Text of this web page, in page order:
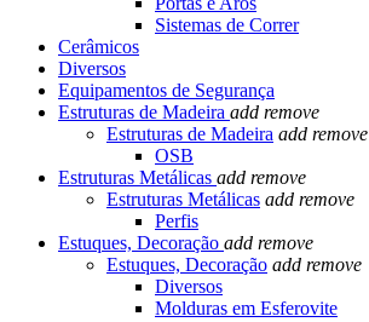
Sistemas de Correr
Cerâmicos
Diversos
Equipamentos de Segurança
Estruturas de Madeira add remove
Estruturas de Madeira add remove
OSB
Estruturas Metálicas add remove
Estruturas Metálicas add remove
Perfis
Estuques, Decoração add remove
Estuques, Decoração add remove
Diversos
Molduras em Esferovite